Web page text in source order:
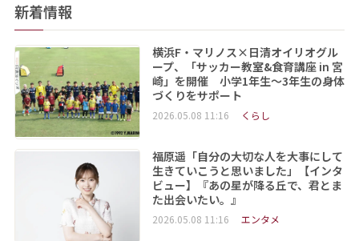
新着情報
横浜F・マリノス×日清オイリオグル
ープ、「サッカー教室&食育講座 in 宮
崎」を開催 小学1年生～3年生の身体
づくりをサポート
2026.05.08 11:16 くらし
福原遥「自分の大切な人を大事にして
生きていこうと思いました」【インタ
ビュー】『あの星が降る丘で、君とま
た出会いたい。』
2026.05.08 11:16 エンタメ